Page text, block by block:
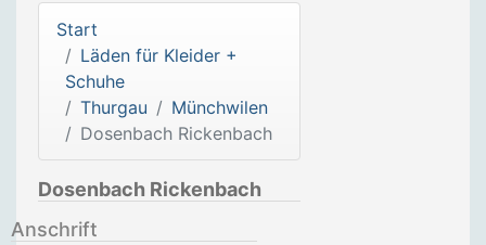
Start
Läden für Kleider +
Schuhe
Thurgau
Münchwilen
Dosenbach Rickenbach
Dosenbach Rickenbach
Anschrift